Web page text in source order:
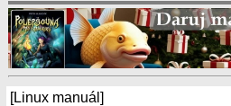
[Linux manuál]